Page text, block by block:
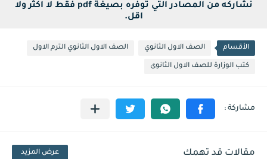
نشاركه من المصادر التي توفره بصيغة pdf فقط لا اكثر ولا
اقل.
الأقسام الصف الاول الثانوي الصف الاول الثانوي الترم الاول
كتب الوزارة للصف الاول الثانوى
مقالات قد تهمك عرض المزيد